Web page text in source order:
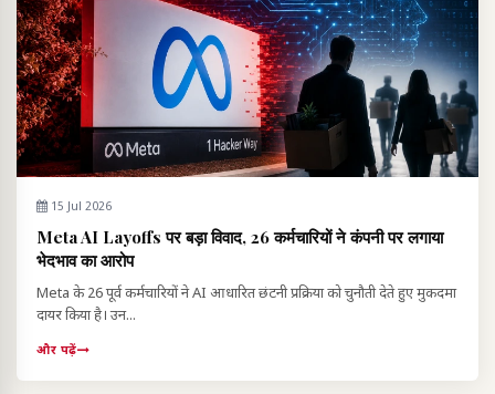
15 Jul 2026
Meta AI Layoffs पर बड़ा विवाद, 26 कर्मचारियों ने कंपनी पर लगाया
भेदभाव का आरोप
Meta के 26 पूर्व कर्मचारियों ने AI आधारित छंटनी प्रक्रिया को चुनौती देते हुए मुकदमा
दायर किया है। उन...
और पढ़ें